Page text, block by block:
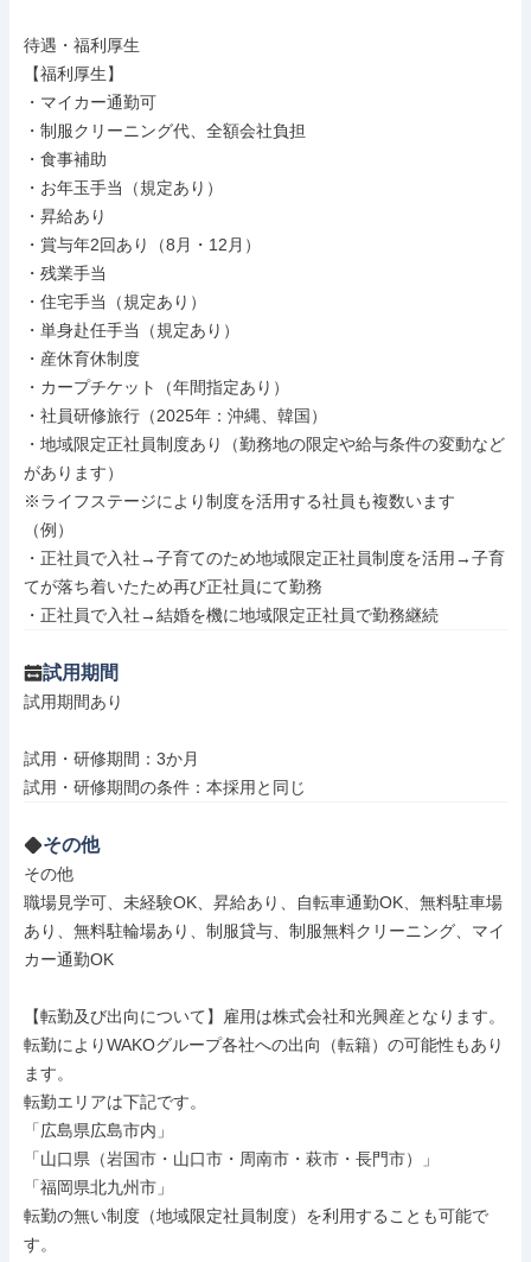
待遇・福利厚生
【福利厚生】
・マイカー通勤可
・制服クリーニング代、全額会社負担
・食事補助
・お年玉手当（規定あり）
・昇給あり
・賞与年2回あり（8月・12月）
・残業手当
・住宅手当（規定あり）
・単身赴任手当（規定あり）
・産休育休制度
・カープチケット（年間指定あり）
・社員研修旅行（2025年：沖縄、韓国）
・地域限定正社員制度あり（勤務地の限定や給与条件の変動など
があります）
※ライフステージにより制度を活用する社員も複数います
（例）
・正社員で入社→子育てのため地域限定正社員制度を活用→子育
てが落ち着いたため再び正社員にて勤務
・正社員で入社→結婚を機に地域限定正社員で勤務継続
試用期間
試用期間あり
試用・研修期間：3か月
その他
その他
職場見学可、未経験OK、昇給あり、自転車通勤OK、無料駐車場
あり、無料駐輪場あり、制服貸与、制服無料クリーニング、マイ
カー通勤OK
【転勤及び出向について】雇用は株式会社和光興産となります。
転勤によりWAKOグループ各社への出向（転籍）の可能性もあり
ます。
転勤エリアは下記です。
「広島県広島市内」
「山口県（岩国市・山口市・周南市・萩市・長門市）」
「福岡県北九州市」
転勤の無い制度（地域限定社員制度）を利用することも可能で
す。